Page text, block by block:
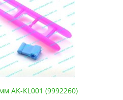
AK-KL001 (9992260)